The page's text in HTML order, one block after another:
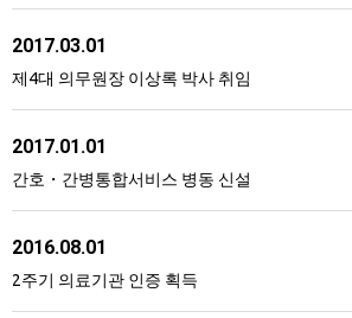
2017.03.01
제4대 의무원장 이상록 박사 취임
2017.01.01
간호・간병통합서비스 병동 신설
2016.08.01
2주기 의료기관 인증 획득